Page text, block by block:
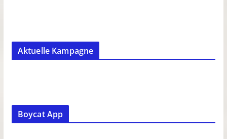
Aktuelle Kampagne
Boycat App